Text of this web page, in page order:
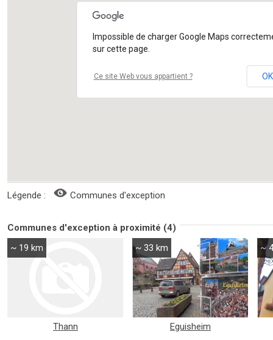
Impossible de charger Google Maps
sur cette page.
Ce site Web vous appartient ? OK
Légende : Communes d'exception
Communes d'exception à proximité (4)
Thann
~ 19 km
Eguisheim
~ 33 km ~